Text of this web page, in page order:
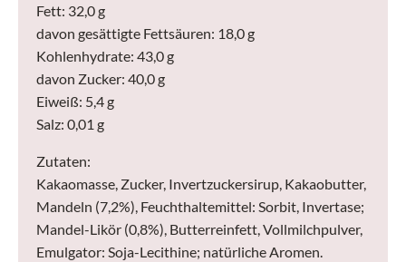
Fett: 32,0 g
davon gesättigte Fettsäuren: 18,0 g
Kohlenhydrate: 43,0 g
davon Zucker: 40,0 g
Eiweiß: 5,4 g
Salz: 0,01 g
Zutaten:
Kakaomasse, Zucker, Invertzuckersirup, Kakaobutter,
Mandeln (7,2%), Feuchthaltemittel: Sorbit, Invertase;
Mandel-Likör (0,8%), Butterreinfett, Vollmilchpulver,
Emulgator: Soja-Lecithine; natürliche Aromen.